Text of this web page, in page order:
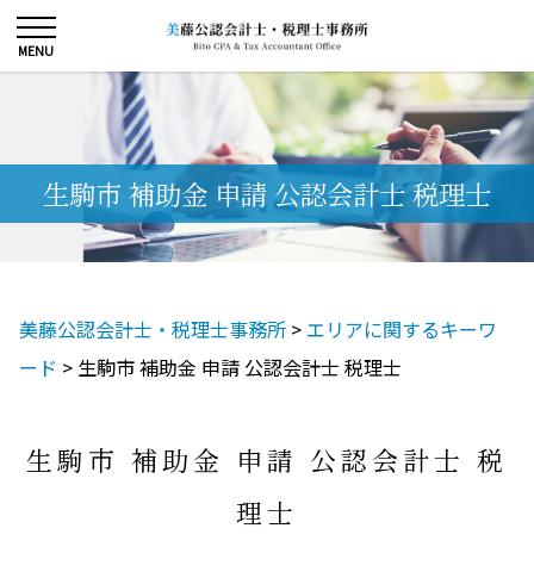
生駒市 補助金 申請 公認会計士 税理士
美藤公認会計士・税理士事務所 > エリアに関するキーワ
ード > 生駒市 補助金 申請 公認会計士 税理士
生駒市 補助金 申請 公認会計士 税
理士